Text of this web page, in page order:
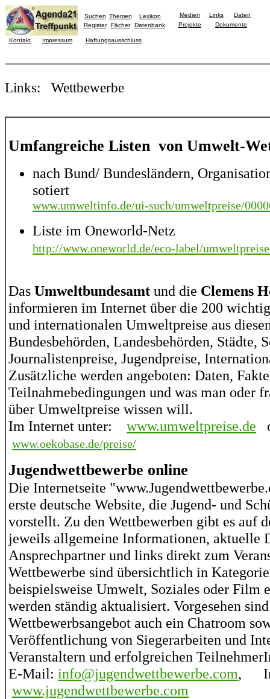
Suchen Themen
Lexikon
Register
Fächer Datenbank
Medien Links
Daten
Projekte
Dokumente
Kontakt Impressum Haftungsausschluss
Links: Wettbewerbe
Umfangreiche Listen von Umwelt-
nach Bund/ Bundesländern,
sotiert
www.umweltinfo.de/ui-such/umweltpreise/
Liste im Oneworld-Netz
http://www.oneworld.de/eco-label/
Das Umweltbundesamt und die Clemens
informieren im Internet über die 200
und internationalen Umweltpreise aus
Bundesbehörden, Landesbehörden, Städte,
Journalistenpreise, Jugendpreise,
Zusätzliche werden angeboten: Daten,
Teilnahmebedingungen und was man oder
über Umweltpreise wissen will.
Im Internet unter: www.umweltpreise.de
www.oekobase.de/preise/
Jugendwettbewerbe online
Die Internetseite
erste deutsche Website, die Jugend- und
vorstellt. Zu den Wettbewerben gibt es auf
jeweils allgemeine Informationen, aktuelle
Ansprechpartner und links direkt zum
Wettbewerbe sind übersichtlich in
beispielsweise Umwelt, Soziales oder Film
werden ständig aktualisiert. Vorgesehen
Wettbewerbsangebot auch ein Chatroom
Veröffentlichung von Siegerarbeiten und
Veranstaltern und erfolgreichen
E-Mail: info@jugendwettbewerbe.com,
www.jugendwettbewerbe.com